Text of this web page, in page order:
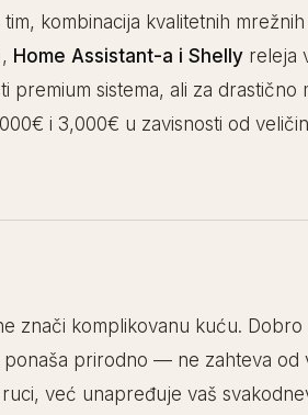
kombinacija kvalitetnih
Home Assistant-a i Shellyreleja
premium sistema, ali za drastično
i 3,000€ u zavisnosti od
znači komplikovanu kuću.
ponaša prirodno — ne zahteva od
već unapređuje vaš